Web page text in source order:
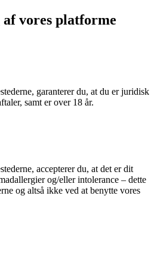
vores platforme
garanterer du, at du er juridisk
samt er over 18 år.
accepterer du, at det er dit
og/eller intolerance – dette
og altså ikke ved at benytte vores